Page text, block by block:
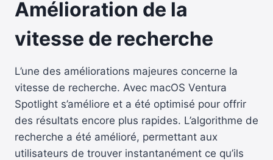
Amélioration de la
vitesse de recherche
L’une des améliorations majeures concerne la
vitesse de recherche. Avec macOS Ventura
Spotlight s’améliore et a été optimisé pour offrir
des résultats encore plus rapides. L’algorithme de
recherche a été amélioré, permettant aux
utilisateurs de trouver instantanément ce qu’ils